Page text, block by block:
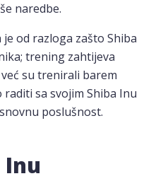
naredbe.
od razloga zašto Shiba
trening zahtijeva
su trenirali barem
sa svojim Shiba Inu
poslušnost.
Inu